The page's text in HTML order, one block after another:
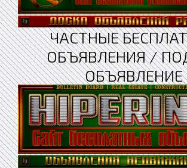
ЧАСТНЫЕ
ОБЪЯВЛЕНИЯ /
ОБЪЯВЛЕНИЕ